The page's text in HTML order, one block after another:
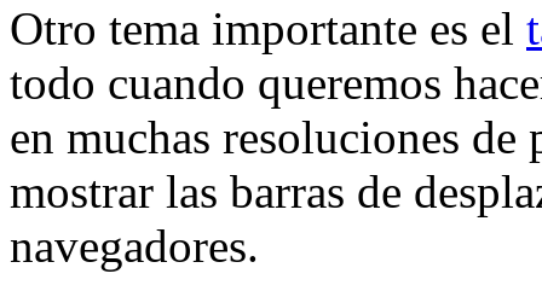
Otro tema importante es el
todo cuando queremos
en muchas resoluciones
mostrar las barras de
navegadores.